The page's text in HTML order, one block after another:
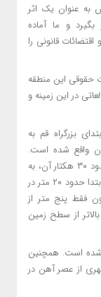
به عنوان یک اثر
بگیرد و ما آماده
قانونی را
حقوقی این منطقه
در این زمینه و
بزرگراه قم به
واقع شده است.
وسعت محوطه بیش از ۱۰۰ هکتار بوده که امروزه حدود ۳۰ هکتار آن، به
شکل مسطح بر جای مانده است. ارتفاع محوطه در ابتدا حدود ۲۰ متر در
اکنون فقط پنج متر از
از سطح زمین
شده است. همچنین
از عصر آهن در